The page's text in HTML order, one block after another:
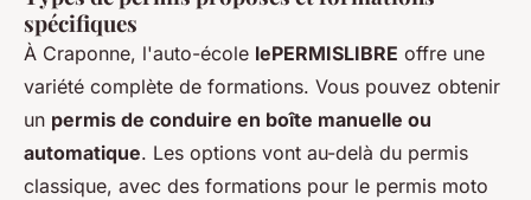
spécifiques
À Craponne, l'auto-école lePERMISLIBRE offre une
variété complète de formations. Vous pouvez obtenir
un permis de conduire en boîte manuelle ou
automatique. Les options vont au-delà du permis
classique, avec des formations pour le permis moto